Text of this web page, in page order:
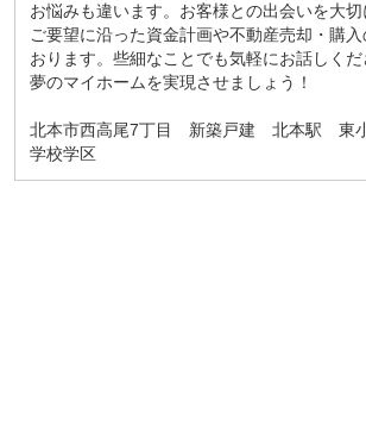
お悩みも違います。お客様との出会いを大
ご要望に沿った資金計画や不動産売却・購
おります。些細なことでも気軽にお話しく
夢のマイホームを実現させましょう！
北本市西高尾7丁目 新築戸建 北本駅 東
学校学区